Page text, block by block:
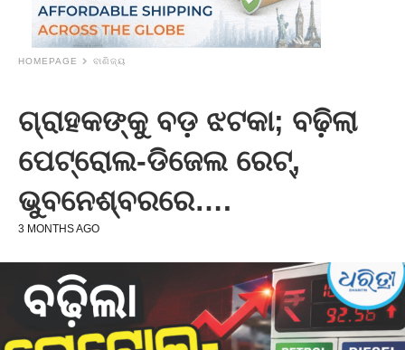
HOMEPAGE ବାଣିଜ୍ୟ
ଗ୍ରାହକଙ୍କୁ ବଡ଼ ଝଟକା; ବଢ଼ିଲା
ପେଟ୍ରୋଲ-ଡିଜେଲ ରେଟ୍,
ଭୁବନେଶ୍ବରରେ….
3 MONTHS AGO